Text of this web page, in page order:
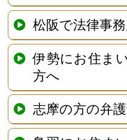
松阪で法律事
伊勢にお住ま
方へ
志摩の方の弁